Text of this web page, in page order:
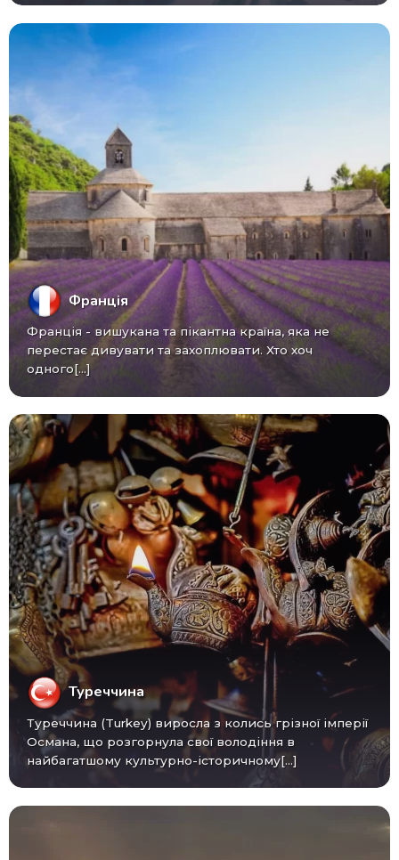
Франція
Франція - вишукана та пікантна країна, яка не
перестає дивувати та захоплювати. Хто хоч
одного[...]
Туреччина
Туреччина (Turkey) виросла з колись грізної імперії
Османа, що розгорнула свої володіння в
найбагатшому культурно-історичному[...]